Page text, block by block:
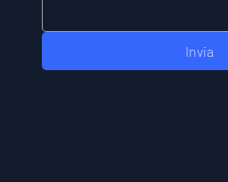
Invia